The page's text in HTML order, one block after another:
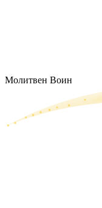
Молитвен Воин